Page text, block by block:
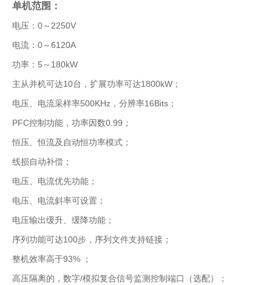
单机范围：
电压：0～2250V
电流：0～6120A
功率：5～180kW
主从并机可达10台，扩展功率可达1800kW；
电压、电流采样率500KHz，分辨率16Bits；
PFC控制功能，功率因数0.99；
恒压、恒流及自动恒功率模式；
线损自动补偿；
电压、电流优先功能；
电压、电流斜率可设置；
电压输出缓升、缓降功能；
序列功能可达100步，序列文件支持链接；
整机效率高于93% ；
高压隔离的，数字/模拟复合信号监测控制端口（选配）；